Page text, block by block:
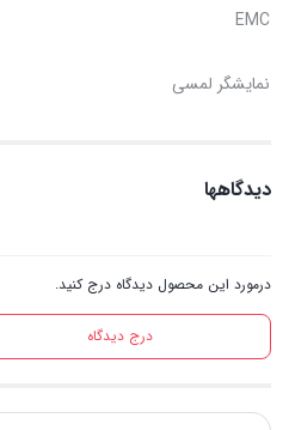
EMC
نمایشگر لمسی
دیدگاهها
درمورد این محصول دیدگاه درج کنید.
درج دیدگاه